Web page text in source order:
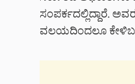
ಸಂಪರ್ಕದಲ್ಲಿದ್ದಾರೆ.
ವಲಯದಿಂದಲೂ